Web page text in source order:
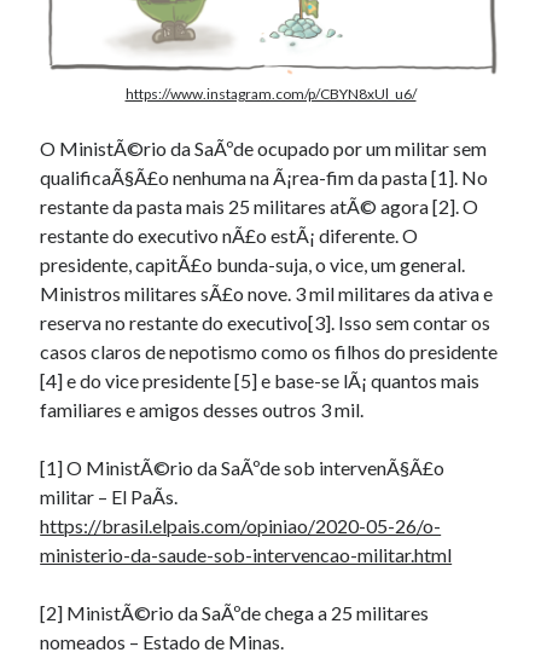
https://www.instagram.com/p/CBYN8xUl_u6/
O MinistÃ©rio da SaÃºde ocupado por um militar sem
qualificaÃ§Ã£o nenhuma na Ã¡rea-fim da pasta [1]. No
restante da pasta mais 25 militares atÃ© agora [2]. O
restante do executivo nÃ£o estÃ¡ diferente. O
presidente, capitÃ£o bunda-suja, o vice, um general.
Ministros militares sÃ£o nove. 3 mil militares da ativa e
reserva no restante do executivo[3]. Isso sem contar os
casos claros de nepotismo como os filhos do presidente
[4] e do vice presidente [5] e base-se lÃ¡ quantos mais
familiares e amigos desses outros 3 mil.
[1] O MinistÃ©rio da SaÃºde sob intervenÃ§Ã£o
militar – El PaÃ­s.
https://brasil.elpais.com/opiniao/2020-05-26/o-
ministerio-da-saude-sob-intervencao-militar.html
[2] MinistÃ©rio da SaÃºde chega a 25 militares
nomeados – Estado de Minas.